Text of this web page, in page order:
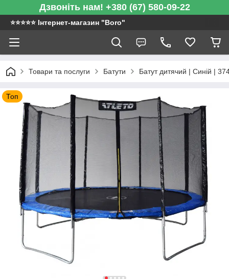
Дзвоніть нам! +380 (67) 580-09-22
⭐️⭐️⭐️⭐️⭐️ Інтернет-магазин "Boro"
Товари та послуги Батути Батут дитячий | Синій |
Топ